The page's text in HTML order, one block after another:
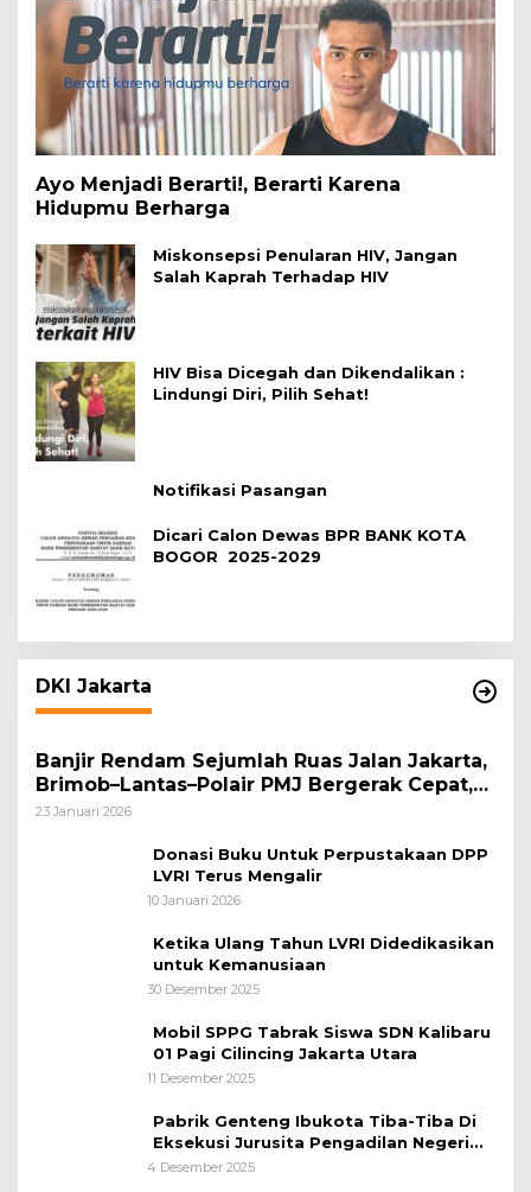
Ayo Menjadi Berarti!, Berarti Karena
Hidupmu Berharga
Miskonsepsi Penularan HIV, Jangan
Salah Kaprah Terhadap HIV
HIV Bisa Dicegah dan Dikendalikan :
Lindungi Diri, Pilih Sehat!
Notifikasi Pasangan
Dicari Calon Dewas BPR BANK KOTA
BOGOR 2025-2029
DKI Jakarta
Banjir Rendam Sejumlah Ruas Jalan Jakarta,
Brimob–Lantas–Polair PMJ Bergerak Cepat,
Polri Siagakan 128.247 Personel Secara
23 Januari 2026
Donasi Buku Untuk Perpustakaan DPP
LVRI Terus Mengalir
10 Januari 2026
Ketika Ulang Tahun LVRI Didedikasikan
untuk Kemanusiaan
30 Desember 2025
Mobil SPPG Tabrak Siswa SDN Kalibaru
01 Pagi Cilincing Jakarta Utara
11 Desember 2025
Pabrik Genteng Ibukota Tiba-Tiba Di
Eksekusi Jurusita Pengadilan Negeri
Tangerang, Diduga Cacat Hukum Sejak
4 Desember 2025